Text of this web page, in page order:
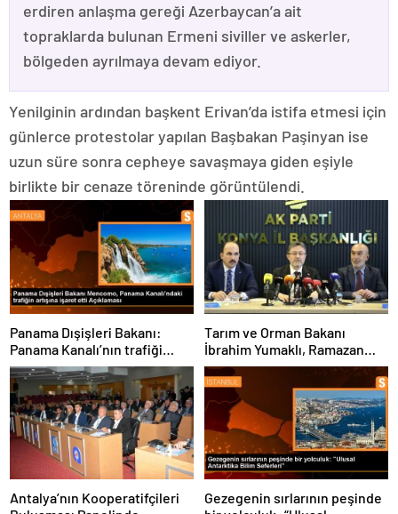
erdiren anlaşma gereği Azerbaycan’a ait
topraklarda bulunan Ermeni siviller ve askerler,
bölgeden ayrılmaya devam ediyor.
Yenilginin ardından başkent Erivan’da istifa etmesi için
günlerce protestolar yapılan Başbakan Paşinyan ise
uzun süre sonra cepheye savaşmaya giden eşiyle
birlikte bir cenaze töreninde görüntülendi.
Panama Dışişleri Bakanı:
Panama Kanalı’nın trafiği
artıyor
Tarım ve Orman Bakanı
İbrahim Yumaklı, Ramazan
denetimlerini
sıklaştırdıklarını açıkladı
Antalya’nın Kooperatifçileri
Gezegenin sırlarının peşinde